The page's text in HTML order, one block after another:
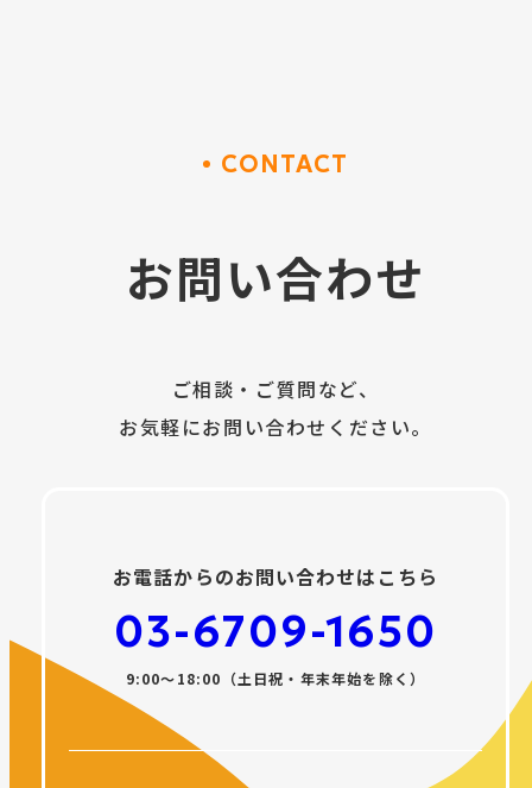
CONTACT
お問い合わせ
ご相談・ご質問など、
お気軽にお問い合わせください。
お電話からのお問い合わせはこちら
03-6709-1650
9:00〜18:00（土日祝・年末年始を除く）